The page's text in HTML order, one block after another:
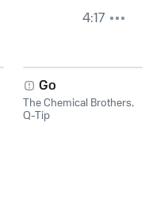
4:17
Go
The Chemical Brothers,
Q-Tip